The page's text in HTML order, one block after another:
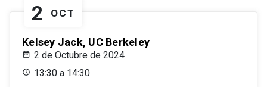
2 OCT
Kelsey Jack, UC Berkeley
2 de Octubre de 2024
13:30 a 14:30